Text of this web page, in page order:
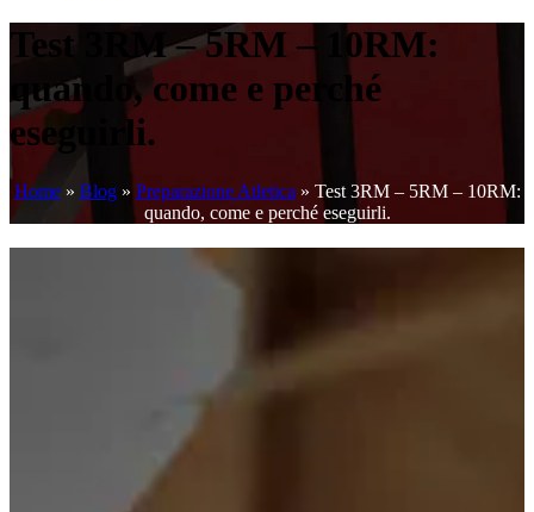
Test 3RM – 5RM – 10RM:
quando, come e perché
eseguirli.
Home» Blog» Preparazione Atletica » Test 3RM – 5RM – 10RM:
quando, come e perché eseguirli.